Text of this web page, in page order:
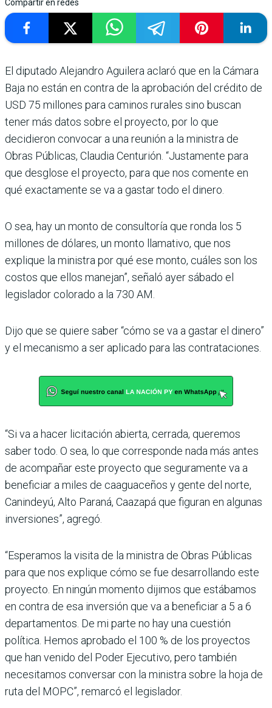
Compartir en redes
El diputado Alejandro Aguilera aclaró que en la Cámara
Baja no están en contra de la aprobación del crédito de
USD 75 millones para caminos rurales sino buscan
tener más datos sobre el proyecto, por lo que
decidieron convocar a una reunión a la ministra de
Obras Públicas, Claudia Centurión. “Justamente para
que desglose el proyecto, para que nos comente en
qué exactamente se va a gastar todo el dinero.
O sea, hay un monto de consultoría que ronda los 5
millones de dólares, un monto llamativo, que nos
explique la ministra por qué ese monto, cuáles son los
costos que ellos manejan”, señaló ayer sábado el
legislador colorado a la 730 AM.
Dijo que se quiere saber “cómo se va a gastar el dinero”
y el mecanismo a ser aplicado para las contrataciones.
“Si va a hacer licitación abierta, cerrada, queremos
saber todo. O sea, lo que corresponde nada más antes
de acompañar este proyecto que seguramente va a
beneficiar a miles de caaguaceños y gente del norte,
Canindeyú, Alto Paraná, Caazapá que figuran en algunas
inversiones”, agregó.
“Esperamos la visita de la ministra de Obras Públicas
para que nos explique cómo se fue desarrollando este
proyecto. En ningún momento dijimos que estábamos
en contra de esa inversión que va a beneficiar a 5 a 6
departamentos. De mi parte no hay una cuestión
política. Hemos aprobado el 100 % de los proyectos
que han venido del Poder Ejecutivo, pero también
necesitamos conversar con la ministra sobre la hoja de
ruta del MOPC”, remarcó el legislador.